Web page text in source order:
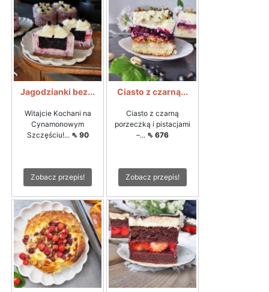
Jagodzianki bez...
Witajcie Kochani na
Cynamonowym
Szczęściu!... ⇖ 90
Zobacz przepis!
Ciasto z czarną...
Ciasto z czarną
porzeczką i pistacjami
–... ⇖ 676
Zobacz przepis!